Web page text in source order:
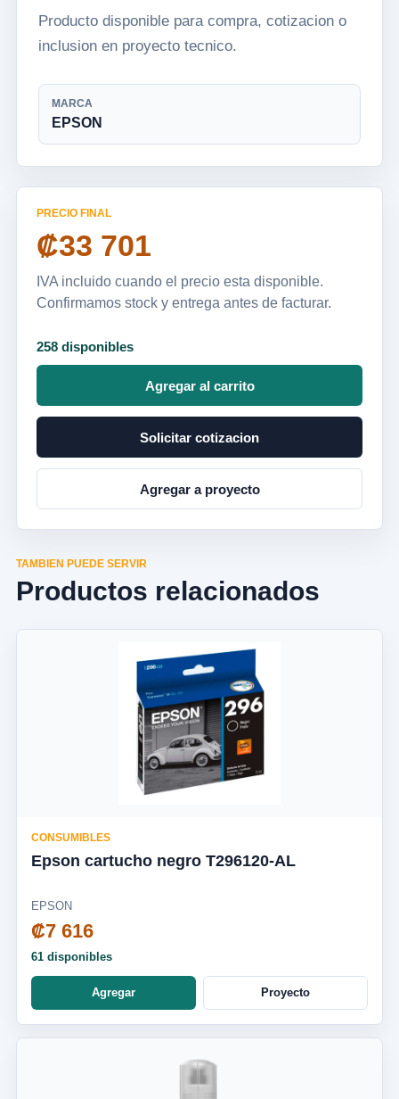
Producto disponible para compra, cotizacion o
inclusion en proyecto tecnico.
MARCA
EPSON
PRECIO FINAL
₡33 701
IVA incluido cuando el precio esta disponible.
Confirmamos stock y entrega antes de facturar.
258 disponibles
Agregar al carrito
Solicitar cotizacion
Agregar a proyecto
TAMBIEN PUEDE SERVIR
Productos relacionados
CONSUMIBLES
Epson cartucho negro T296120-AL
EPSON
₡7 616
61 disponibles
Agregar Proyecto